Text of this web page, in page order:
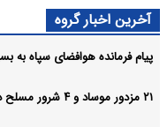
آخرین اخبار گروه
پیام فرمانده هوافضای سپاه به
۲۱ مزدور موساد و ۴ شرور مسلح در کرمان بازداشت شدند